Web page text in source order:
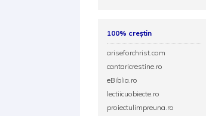
100% creștin
ariseforchrist.com
cantaricrestine.ro
eBiblia.ro
lectiicuobiecte.ro
proiectulimpreuna.ro